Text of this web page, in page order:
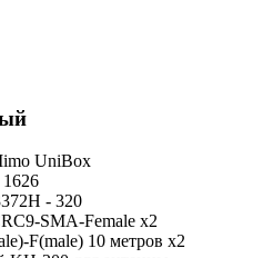
UniBox
- 320
SMA-Female x2
F(male) 10 метров x2